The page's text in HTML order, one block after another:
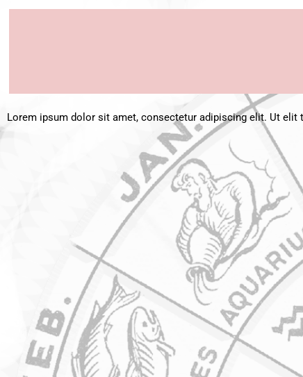
Lorem ipsum dolor sit amet, consectetur adipiscing elit. Ut